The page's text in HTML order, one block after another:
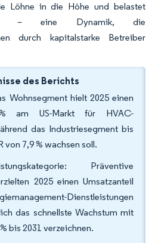
Löhne in die Höhe und belastet
– eine Dynamik, die
durch kapitalstarke Betreiber
des Berichts
Wohnsegment hielt 2025 einen
am US-Markt für HVAC-
das Industriesegment bis
von 7,9 % wachsen soll.
Präventive
2025 einen Umsatzanteil
Dienstleistungen
das schnellste Wachstum mit
bis 2031 verzeichnen.